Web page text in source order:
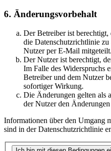
6. Änderungsvorbehalt
Der Betreiber ist
die Datenschutzrichtlinie
Nutzer per E-Mail mitgeteilt.
Der Nutzer ist berechtigt,
Im Falle des Widerspruchs
Betreiber und dem Nutzer
sofortiger Wirkung.
Die Änderungen gelten als
der Nutzer den
Informationen über den Umgang
sind in der Datenschutzrichtlinie